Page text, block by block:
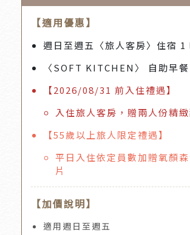
【適用優惠】
週日至週五〈旅人客房〉住宿 1
〈SOFT KITCHEN〉 自助早
【2026/08/31 前入住禮遇】
入住旅人客房，贈兩人份精
【55歲以上旅人限定禮遇】
平日入住依定員數加贈氧顏
片
【加價說明】
適用週日至週五